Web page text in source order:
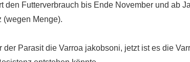
den Futterverbrauch bis Ende November und ab
(wegen Menge).
der Parasit die Varroa jakobsoni, jetzt ist es die